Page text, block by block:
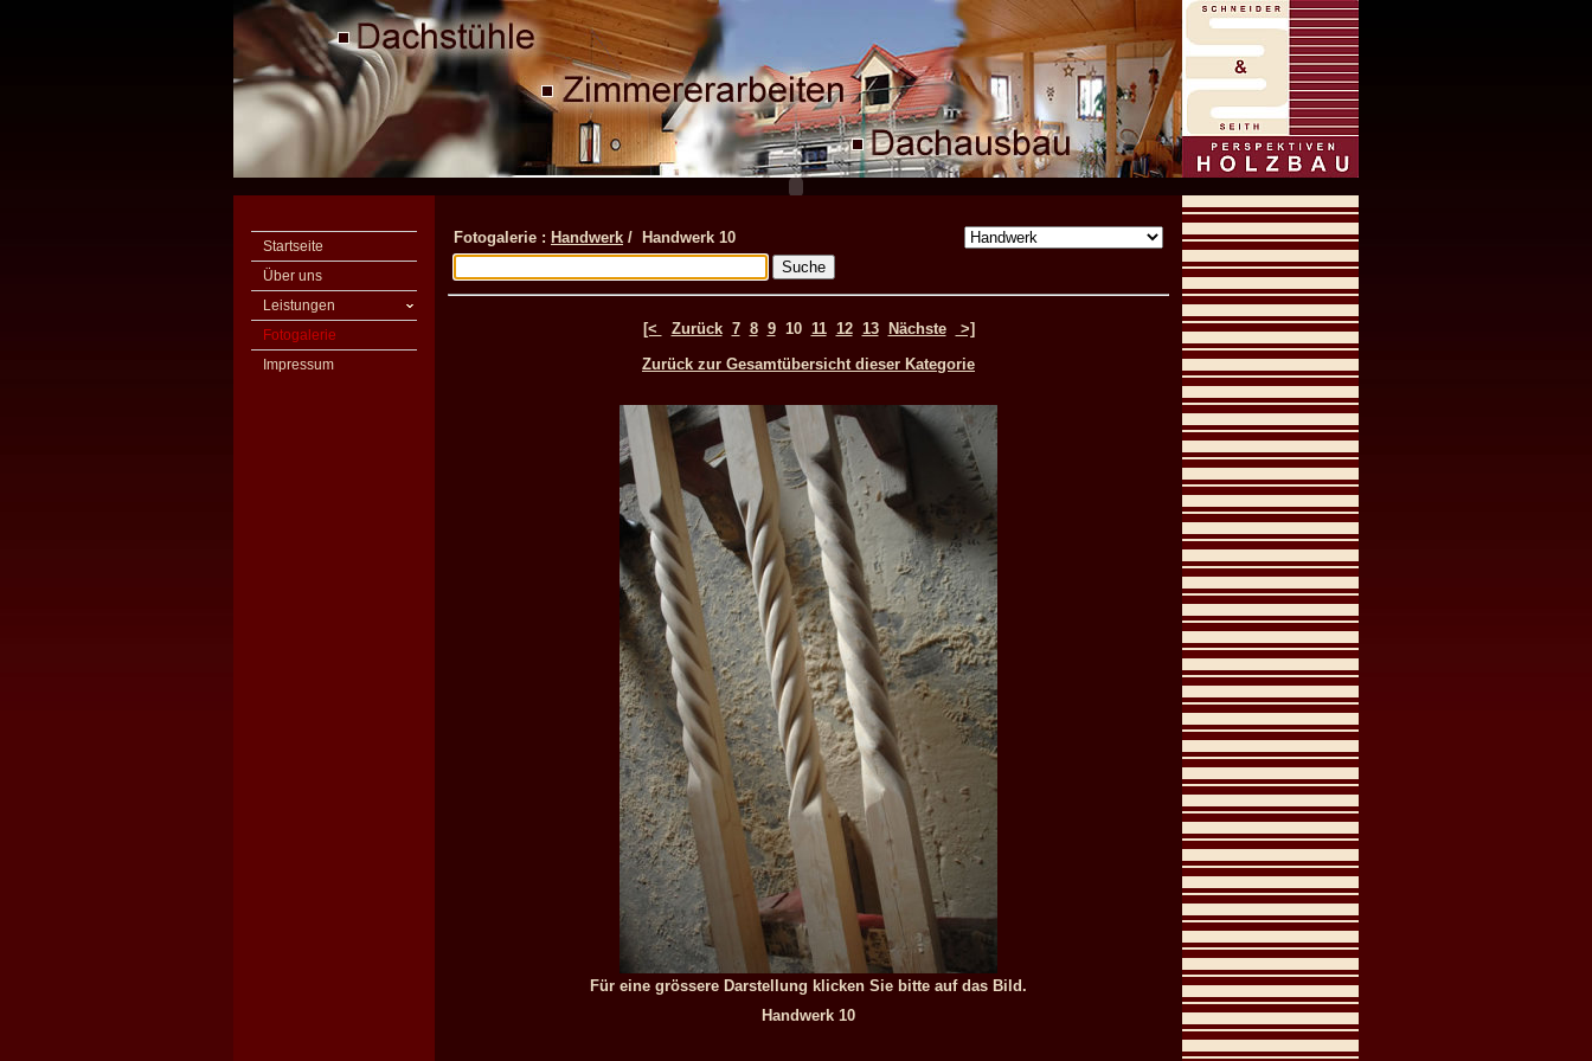
Startseite
Über uns
Leistungen
Fotogalerie
Impressum
Fotogalerie : Handwerk / Handwerk 10
[< Zurück 7 8 910 11 12 13 Nächste
>]
Zurück zur Gesamtübersicht dieser Kategorie
Für eine grössere Darstellung klicken Sie bitte auf das Bild.
Handwerk 10